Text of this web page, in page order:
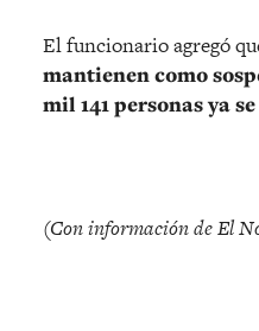
El funcionario agregó
mantienen como
mil 141 personas ya
(Con información de El